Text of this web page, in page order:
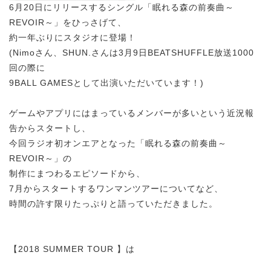
6月20日にリリースするシングル「眠れる森の前奏曲～
REVOIR～」をひっさげて、
約一年ぶりにスタジオに登場！
(Nimoさん、SHUN.さんは3月9日BEATSHUFFLE放送1000
回の際に
9BALL GAMESとして出演いただいています！)
ゲームやアプリにはまっているメンバーが多いという近況報
告からスタートし、
今回ラジオ初オンエアとなった「眠れる森の前奏曲～
REVOIR～」の
制作にまつわるエピソードから、
7月からスタートするワンマンツアーについてなど、
時間の許す限りたっぷりと語っていただきました。
【2018 SUMMER TOUR 】は